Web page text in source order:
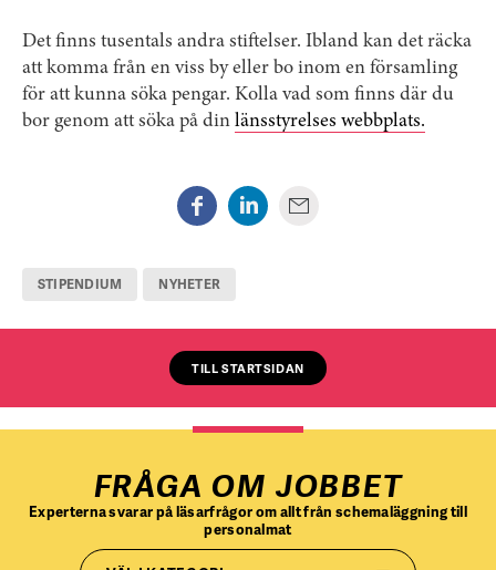
Det finns tusentals andra stiftelser. Ibland kan det räcka
att komma från en viss by eller bo inom en församling
för att kunna söka pengar. Kolla vad som finns där du
bor genom att söka på din länsstyrelses webbplats.
STIPENDIUM NYHETER
TILL STARTSIDAN
FRÅGA OM JOBBET
Experterna svarar på läsarfrågor om allt från schemaläggning till
personalmat